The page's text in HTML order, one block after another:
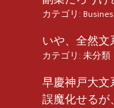
カテゴリ:
いや、全然
カテゴリ: 未分類
早慶神戸大文
誤魔化せるが